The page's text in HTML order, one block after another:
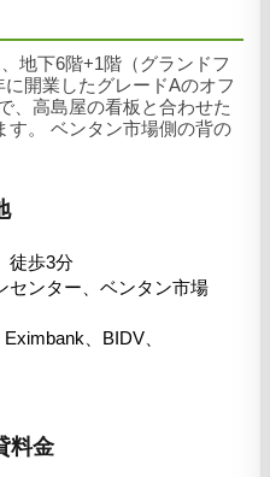
地下6階+1階（グランドフ
開業したグレードAのオフ
、高島屋の看板と合わせた
す。 ベンタン市場側の背の
徒歩3分
センター、ベンタン市場
、BIDV、
料金